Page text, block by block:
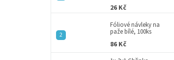
26 Kč
Fóliové návleky na
paže bílé, 100ks
86 Kč